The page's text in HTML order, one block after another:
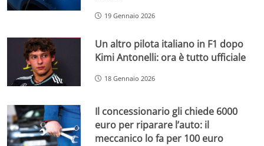
19 Gennaio 2026
Un altro pilota italiano in F1 dopo
Kimi Antonelli: ora è tutto ufficiale
18 Gennaio 2026
Il concessionario gli chiede 6000
euro per riparare l’auto: il
meccanico lo fa per 100 euro